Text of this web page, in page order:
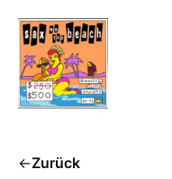
←Zurück